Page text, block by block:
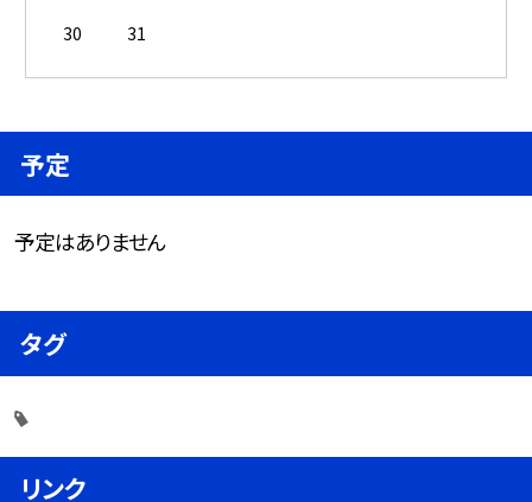
30
31
予定
予定はありません
タグ
リンク